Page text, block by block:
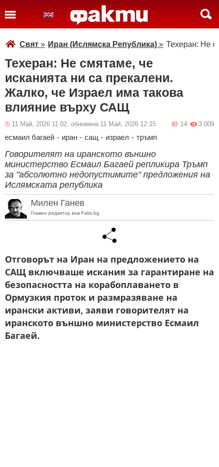
Свят » Иран (Ислямска Република) » Техеран: Не
Техеран: Не смятаме, че
исканията ни са прекалени.
Жалко, че Израел има такова
влияние върху САЩ
11 Май, 2026 11:02, обновена 11 Май, 2026 12:15 3 009
14
есмаил багаей - иран - сащ - израел - тръмп
Говорителят на иранското външно
министерство Есмаил Багаей репликира Тръмп
за "абсолютно недопустимите" предложения на
Ислямската република
Милен Ганев
Главен редактор във Fakti.bg
Отговорът на Иран на предложението на
САЩ включваше искания за гарантиране на
безопасността на корабоплаването в
Ормузкия проток и размразяване на
ирански активи, заяви говорителят на
иранското външно министерство Есмаил
Багаей.